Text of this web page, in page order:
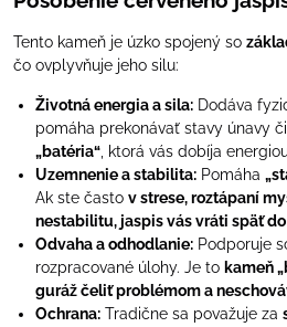
Tento kameň je úzko spojený so
čo ovplyvňuje jeho silu:
Životná energia a sila: Dodáva
pomáha prekonávať stavy únavy
„batéria“ , ktorá vás dobíja
Uzemnenie a stabilita: Pomáha
Ak ste často v strese, roztápaní
nestabilitu, jaspis vás vráti späť
Odvaha a odhodlanie: Podporuje
rozpracované úlohy. Je to kameň
guráž čeliť problémom a
Ochrana: Tradične sa považuje za